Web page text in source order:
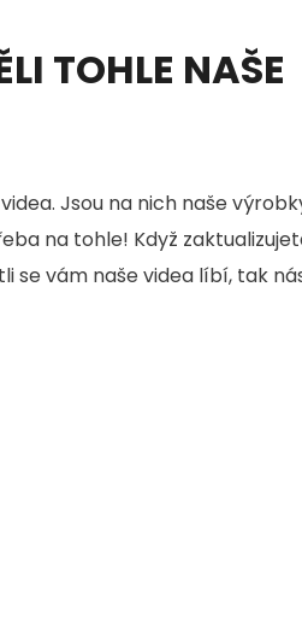
TOHLE NAŠE
Jsou na nich naše
na tohle! Když
se vám naše videa líbí, tak